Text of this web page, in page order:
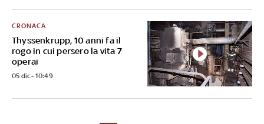
Thyssenkrupp, 10 anni fa il
rogo in cui persero la vita 7
operai
CRONACA
05 dic - 10:49